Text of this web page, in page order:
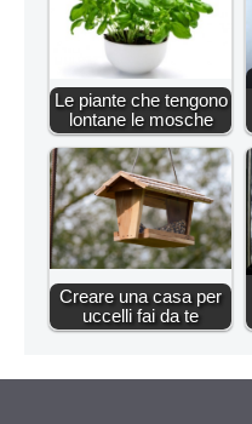
Le piante che tengono
lontane le mosche
Creare una casa per
uccelli fai da te